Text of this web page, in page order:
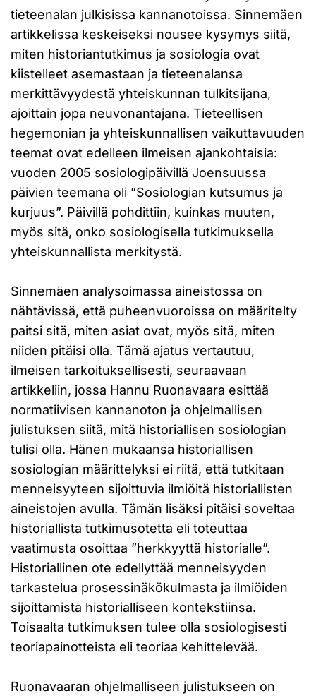
tieteenalan julkisissa kannanotoissa. Sinnemäen
artikkelissa keskeiseksi nousee kysymys siitä,
miten historiantutkimus ja sosiologia ovat
kiistelleet asemastaan ja tieteenalansa
merkittävyydestä yhteiskunnan tulkitsijana,
ajoittain jopa neuvonantajana. Tieteellisen
hegemonian ja yhteiskunnallisen vaikuttavuuden
teemat ovat edelleen ilmeisen ajankohtaisia:
vuoden 2005 sosiologipäivillä Joensuussa
päivien teemana oli ”Sosiologian kutsumus ja
kurjuus”. Päivillä pohdittiin, kuinkas muuten,
myös sitä, onko sosiologisella tutkimuksella
yhteiskunnallista merkitystä.
Sinnemäen analysoimassa aineistossa on
nähtävissä, että puheenvuoroissa on määritelty
paitsi sitä, miten asiat ovat, myös sitä, miten
niiden pitäisi olla. Tämä ajatus vertautuu,
ilmeisen tarkoituksellisesti, seuraavaan
artikkeliin, jossa Hannu Ruonavaara esittää
normatiivisen kannanoton ja ohjelmallisen
julistuksen siitä, mitä historiallisen sosiologian
tulisi olla. Hänen mukaansa historiallisen
sosiologian määrittelyksi ei riitä, että tutkitaan
menneisyyteen sijoittuvia ilmiöitä historiallisten
aineistojen avulla. Tämän lisäksi pitäisi soveltaa
historiallista tutkimusotetta eli toteuttaa
vaatimusta osoittaa ”herkkyyttä historialle”.
Historiallinen ote edellyttää menneisyyden
tarkastelua prosessinäkökulmasta ja ilmiöiden
sijoittamista historialliseen kontekstiinsa.
Toisaalta tutkimuksen tulee olla sosiologisesti
teoriapainotteista eli teoriaa kehittelevää.
Ruonavaaran ohjelmalliseen julistukseen on